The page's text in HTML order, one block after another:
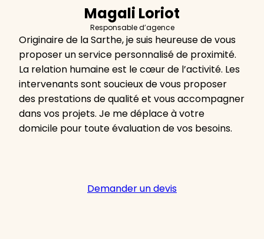
Magali Loriot
Responsable d’agence
Originaire de la Sarthe, je suis heureuse de vous
proposer un service personnalisé de proximité.
La relation humaine est le cœur de l’activité. Les
intervenants sont soucieux de vous proposer
des prestations de qualité et vous accompagner
dans vos projets. Je me déplace à votre
domicile pour toute évaluation de vos besoins.
Demander un devis